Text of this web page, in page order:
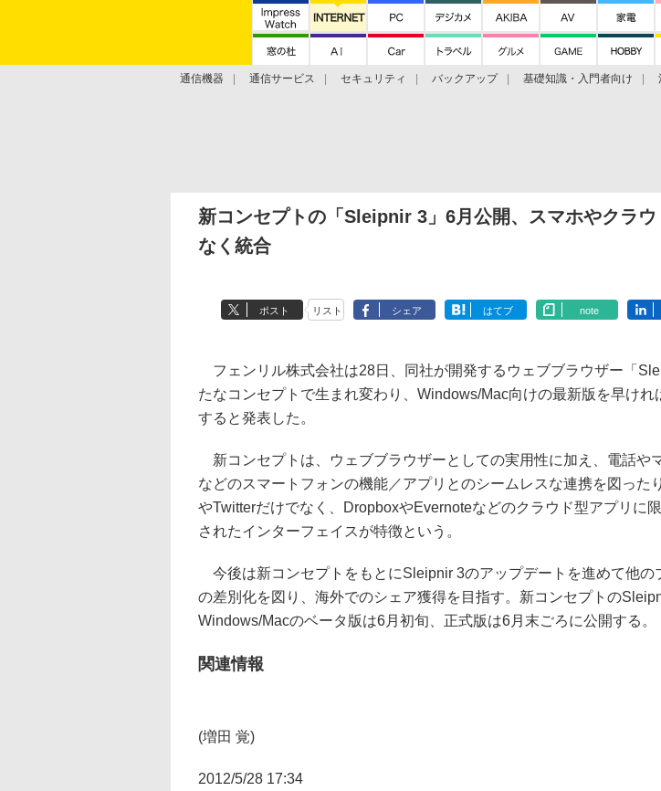
通信機器 通信サービス セキュリティ バックアップ 基礎知識・入門者向け
新コンセプトの「Sleipnir 3」6月公開、スマホやクラウ
なく統合
ポスト リスト シェア はてブ note
フェンリル株式会社は28日、同社が開発するウェブブラウザー「
たなコンセプトで生まれ変わり、Windows/Mac向けの最新版を早けれ
すると発表した。
新コンセプトは、ウェブブラウザーとしての実用性に加え、電話や
などのスマートフォンの機能／アプリとのシームレスな連携を図った
やTwitterだけでなく、DropboxやEvernoteなどのクラウド型アプリに
されたインターフェイスが特徴という。
今後は新コンセプトをもとにSleipnir 3のアップデートを進めて他の
の差別化を図り、海外でのシェア獲得を目指す。新コンセプトの
Windows/Macのベータ版は6月初旬、正式版は6月末ごろに公開する。
関連情報
(増田 覚)
2012/5/28 17:34